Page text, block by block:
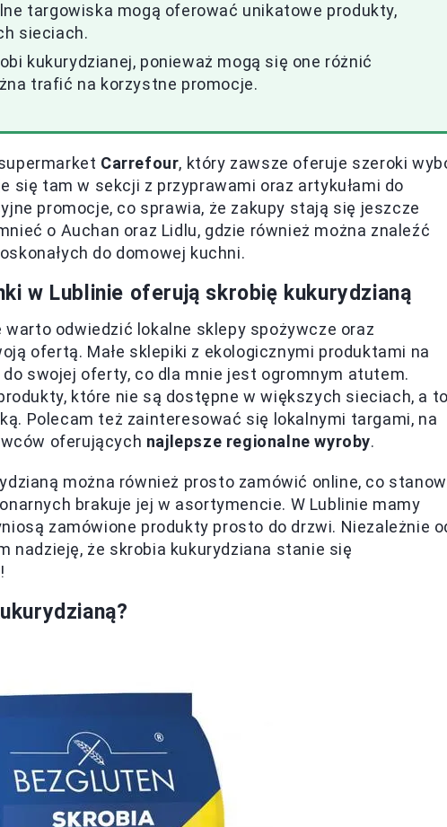
targowiska mogą oferować unikatowe produkty,
sieciach.
kukurydzianej, ponieważ mogą się one różnić
trafić na korzystne promocje.
Carrefour, który zawsze oferuje szeroki
się tam w sekcji z przyprawami oraz artykułami do
promocje, co sprawia, że zakupy stają się jeszcze
o Auchan oraz Lidlu, gdzie również można znaleźć
do domowej kuchni.
w Lublinie oferują skrobię kukurydzianą
odwiedzić lokalne sklepy spożywcze oraz
ofertą. Małe sklepiki z ekologicznymi produktami na
swojej oferty, co dla mnie jest ogromnym atutem.
które nie są dostępne w większych sieciach, a
Polecam też zainteresować się lokalnymi targami, na
oferujących najlepsze regionalne wyroby.
można również prosto zamówić online, co
brakuje jej w asortymencie. W Lublinie mamy
zamówione produkty prosto do drzwi. Niezależnie
nadzieję, że skrobia kukurydziana stanie się